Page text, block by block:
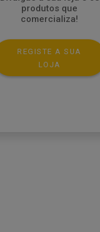
produtos que
comercializa!
REGISTE A SUA
LOJA